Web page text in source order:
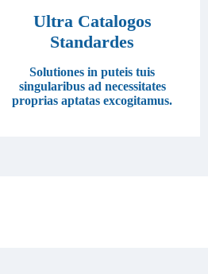
Ultra Catalogos
Standardes
Solutiones in puteis tuis
singularibus ad necessitates
proprias aptatas excogitamus.